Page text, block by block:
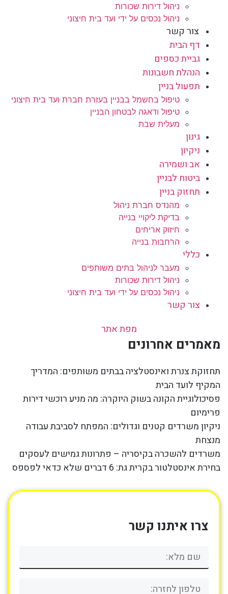
ניהול דירות שכורות
ניהול נכסים על ידי ועד בית חיצוני
צור קשר
דף הבית
גביית כספים
הנהלת חשבונות
תפעול בניין
טיפול בחשמל בבניין בעזרת חברת ועד בית חיצוני
טיפול ודאגה לבטחון הבניין
מעלית שבת
גינון
ניקיון
אב ושמירה
ביטוח לבניין
תחזוק בניין
מהנדס חברת ניהול
בדיקת ליקויי בנייה
חיזוק אריחים
הרחבות בנייה
כללי
מעבר לניהול בתים משותפים
ניהול דירות שכורות
ניהול נכסים על ידי ועד בית חיצוני
צור קשר
מפת אתר
מאמרים אחרונים
תחזוקת צנרת ואינסטלציה בבתים משותפים: המדריך
המקיף לועד הבית
פסיכולוגיית הקונה בשוק היוקרה: מה מניע רוכשי דירות
פרימיום
ניקיון משרדים קטנים וגדולים: המפתח לסביבת עבודה
מנצחת
משרדים להשכרה בקיסריה – פתרונות גמישים לעסקים
בחירת אינסטלטור בקרית גת: 6 דברים שלא כדאי לפספס
צרו איתנו קשר